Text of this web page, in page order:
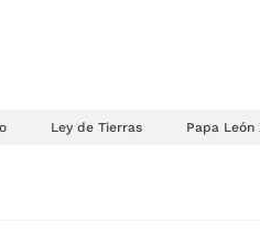
Ley de Tierras Papa León